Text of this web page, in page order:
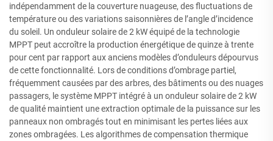
indépendamment de la couverture nuageuse, des fluctuations de
température ou des variations saisonnières de l’angle d’incidence
du soleil. Un onduleur solaire de 2 kW équipé de la technologie
MPPT peut accroître la production énergétique de quinze à trente
pour cent par rapport aux anciens modèles d’onduleurs dépourvus
de cette fonctionnalité. Lors de conditions d’ombrage partiel,
fréquemment causées par des arbres, des bâtiments ou des nuages
passagers, le système MPPT intégré à un onduleur solaire de 2 kW
de qualité maintient une extraction optimale de la puissance sur les
panneaux non ombragés tout en minimisant les pertes liées aux
zones ombragées. Les algorithmes de compensation thermique